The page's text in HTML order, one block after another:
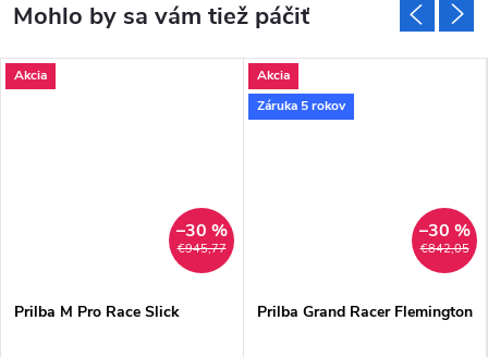
Akcia
€945,77
–30 %
Prilba M Pro Race Slick
Akcia
Záruka 5 rokov
€842,05
–30 %
Prilba Grand Racer Flemington